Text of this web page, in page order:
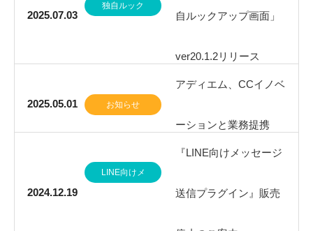
2025.07.03
独自ルック
自ルックアップ画面」
ver20.1.2リリース
2025.05.01 お知らせ
アディエム、CCイノベ
ーションと業務提携
2024.12.19
LINE向けメ
『LINE向けメッセージ
送信プラグイン』販売